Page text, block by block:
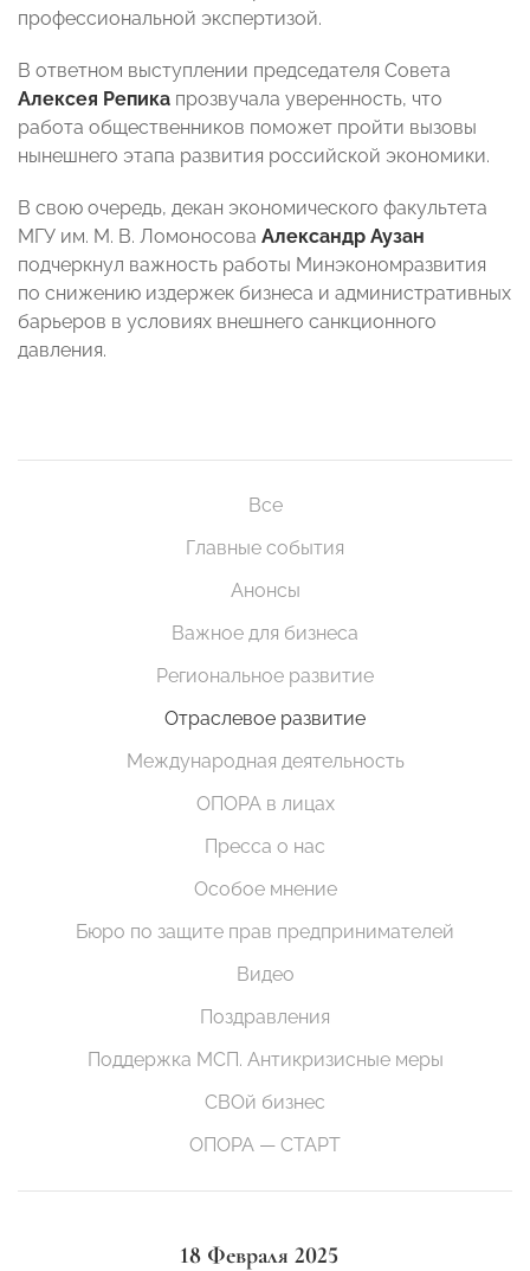
профессиональной экспертизой.
В ответном выступлении председателя Совета
Алексея Репика прозвучала уверенность, что
работа общественников поможет пройти вызовы
нынешнего этапа развития российской экономики.
В свою очередь, декан экономического факультета
МГУ им. М. В. Ломоносова Александр Аузан
подчеркнул важность работы Минэкономразвития
по снижению издержек бизнеса и административных
барьеров в условиях внешнего санкционного
давления.
Все
Главные события
Анонсы
Важное для бизнеса
Региональное развитие
Отраслевое развитие
Международная деятельность
ОПОРА в лицах
Пресса о нас
Особое мнение
Бюро по защите прав предпринимателей
Видео
Поздравления
Поддержка МСП. Антикризисные меры
СВОй бизнес
ОПОРА — СТАРТ
18 Февраля 2025